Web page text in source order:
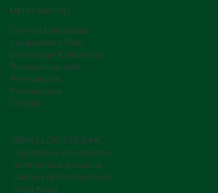
MENÙ RAPIDO
Centro Multimediale
Localizzatore Web
Demurrage & Detention
Rulespolitica sulla
Riservatezza
Prenotazione
Contatto
SPARX LOGISTICS HK,
Registrato e con marchio
commerciale presso la
Camera di Commercio di
Hong Kong